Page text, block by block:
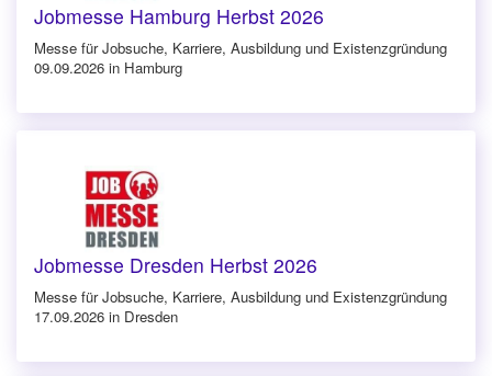
Jobmesse Hamburg Herbst 2026
Messe für Jobsuche, Karriere, Ausbildung und Existenzgründung
09.09.2026 in Hamburg
Jobmesse Dresden Herbst 2026
Messe für Jobsuche, Karriere, Ausbildung und Existenzgründung
17.09.2026 in Dresden